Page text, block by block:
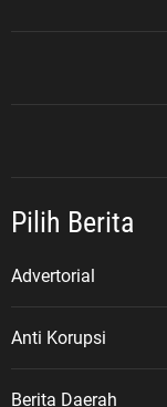
Pilih Berita
Advertorial
Anti Korupsi
Berita Daerah